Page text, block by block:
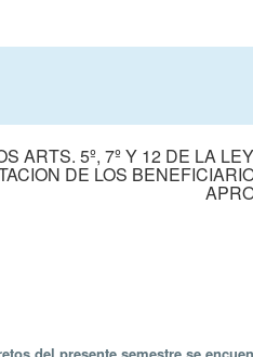
ARTS. 5º, 7º Y 12 DE LA
DE LOS